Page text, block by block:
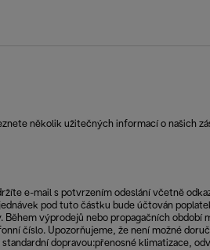
několik užitečných informací o našich
e-mail s potvrzením odeslání včetně
pod tuto částku bude účtován
výprodejů nebo propagačních
číslo. Upozorňujeme, že není možné
dopravou:přenosné klimatizace,